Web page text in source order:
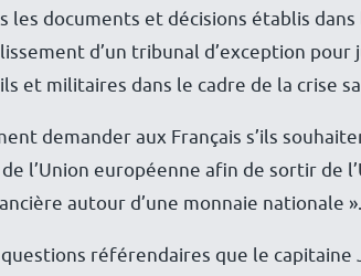
les documents et décisions établis
d’un tribunal d’exception
et militaires dans le cadre de la crise
demander aux Français s’ils
l’Union européenne afin de sortir de
autour d’une monnaie nationale ».
référendaires que le